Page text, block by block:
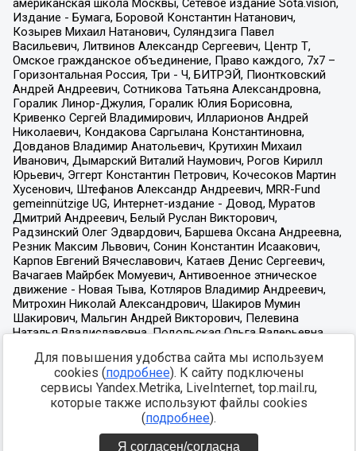
Для повышения удобства сайта мы используем
cookies (подробнее). К сайту подключены
сервисы Yandex.Metrika, LiveInternet, top.mail.ru,
которые также используют файлы cookies
(подробнее).
Я согласен/согласна